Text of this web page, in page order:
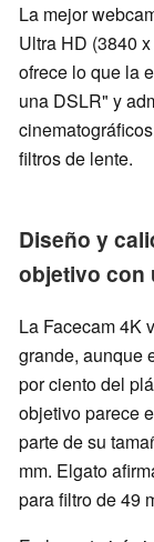
La mejor
Ultra HD (3840
ofrece lo que la
una DSLR" y
filtros de lente.
Diseño y
objetivo con
La Facecam 4K
grande, aunque
por ciento del
objetivo parece
parte de su
mm. Elgato
para filtro de 49